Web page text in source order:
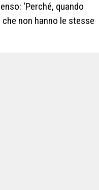
‘Perché, quando
non hanno le stesse